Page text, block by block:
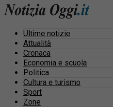
Ultime notizie
Attualità
Cronaca
Economia e scuola
Politica
Cultura e turismo
Sport
Zone